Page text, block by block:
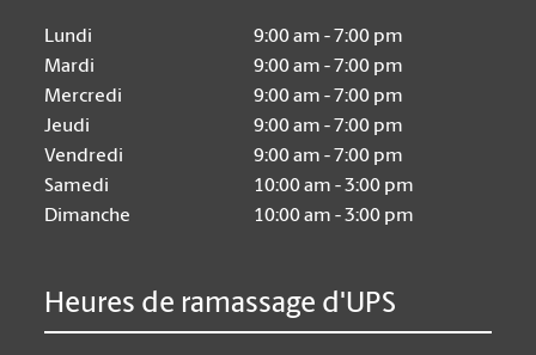
Lundi
9:00 am - 7:00 pm
Mardi
9:00 am - 7:00 pm
Mercredi
9:00 am - 7:00 pm
Jeudi
9:00 am - 7:00 pm
Vendredi
9:00 am - 7:00 pm
Samedi
10:00 am - 3:00 pm
Dimanche
10:00 am - 3:00 pm
Heures de ramassage d'UPS